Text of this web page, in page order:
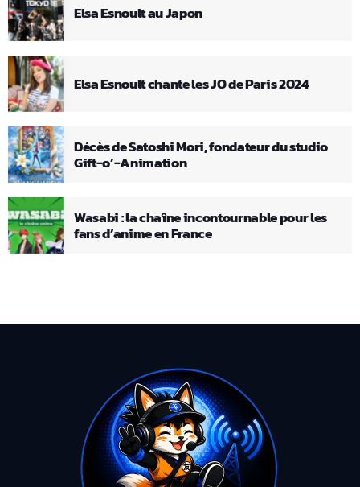
Elsa Esnoult au Japon
Elsa Esnoult chante les JO de Paris 2024
Décès de Satoshi Mori, fondateur du studio
Gift-o’-Animation
Wasabi : la chaîne incontournable pour les
fans d’anime en France